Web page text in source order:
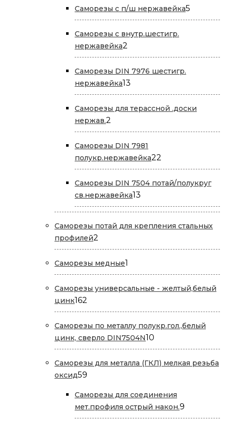
Саморезы с п/ш нержавейка5
товаров
Саморезы с внутр.шестигр.
нержавейка2
товара
Саморезы DIN 7976 шестигр.
нержавейка13
товаров
Саморезы для терассной .доски
нержав.2
товара
Саморезы DIN 7981
полукр.нержавейка22
товара
Саморезы DIN 7504 потай/полукруг
св.нержавейка13
товаров
Саморезы потай для крепления стальных
профилей2
товара
Саморезы медные1
товар
Саморезы универсальные - желтый,белый
цинк162
товара
Саморезы по металлу полукр.гол.,белый
цинк, сверло DIN7504N10
товаров
Саморезы для металла (ГКЛ) мелкая резьба
оксид59
Саморезы для соединения
мет.профиля острый након.9
товаров